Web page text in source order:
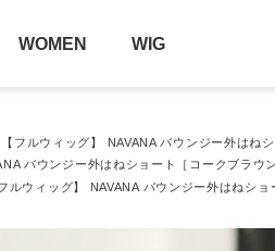
WOMEN WIG
【フルウィッグ】 NAVANA バウンジー外は
バウンジー外はねショート［コークブラウ
フルウィッグ】 NAVANA バウンジー外はねシ